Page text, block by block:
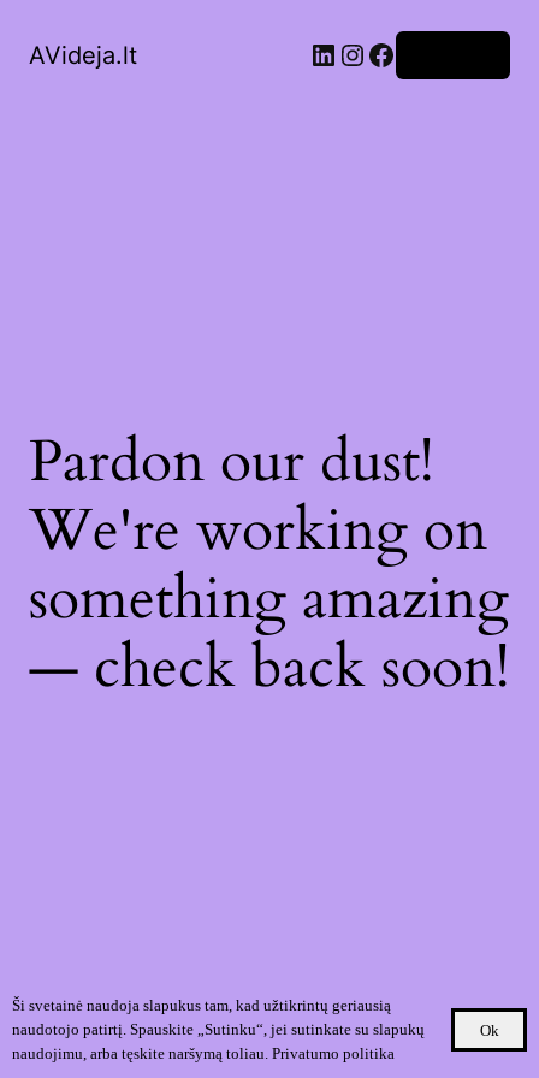
AVideja.lt LinkedIn
Instagram
Facebook
Pardon our dust!
We're working on
something amazing
— check back soon!
Ši svetainė naudoja slapukus tam, kad užtikrintų geriausią
naudotojo patirtį. Spauskite „Sutinku“, jei sutinkate su slapukų
naudojimu, arba tęskite naršymą toliau. Privatumo politika
Ok